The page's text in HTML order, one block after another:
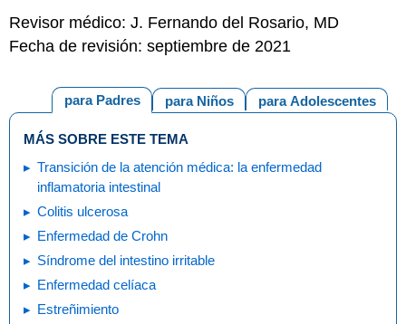
Revisor médico: J. Fernando del Rosario, MD
Fecha de revisión: septiembre de 2021
para Adolescentes
para Niños
para Padres
MÁS SOBRE ESTE TEMA
Transición de la atención médica: la enfermedad
inflamatoria intestinal
Colitis ulcerosa
Enfermedad de Crohn
Síndrome del intestino irritable
Enfermedad celíaca
Estreñimiento